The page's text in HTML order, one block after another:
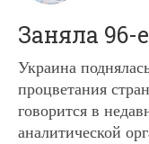
Заняла 96-
Украина
процветания
говорится в
аналитической